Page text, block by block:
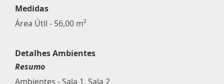
Medidas
Área Útil - 56,00 m²
Detalhes Ambientes
Resumo
Ambientes - Sala 1, Sala 2